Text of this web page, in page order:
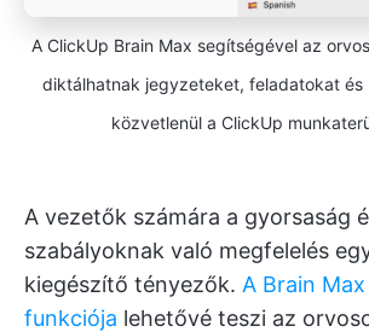
A ClickUp Brain Max segítségével az
diktálhatnak jegyzeteket, feladatokat és
közvetlenül a ClickUp
A vezetők számára a gyorsaság
szabályoknak való megfelelés
kiegészítő tényezők. A Brain Max
funkciója lehetővé teszi az